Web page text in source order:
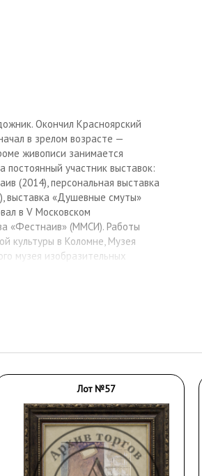
Окончил Красноярский
в зрелом возрасте —
живописи занимается
постоянный участник выставок:
(2014), персональная выставка
выставка «Душевные смуты»
в V Московском
«Фестнаив» (ММСИ). Работы
культуры в Коломне, Музея
музея изобразительных
Петросяна хранятся
Лот №57